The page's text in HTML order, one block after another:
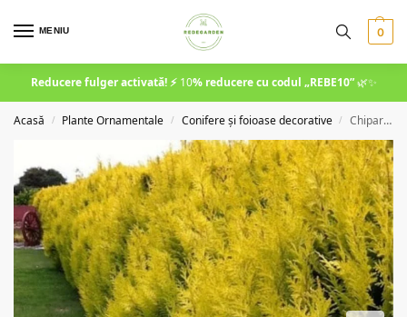
MENIU 0
Reducere fulger activată! ⚡10% reducere cu codul „REBE10”🌿✨
Acasă / Plante Ornamentale / Conifere și foioase decorative / Chiparos Leylandii Gold Rider 200 cm